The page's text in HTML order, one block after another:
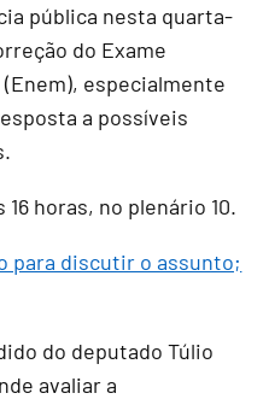
pública nesta quarta-
do Exame
especialmente
a possíveis
horas, no plenário 10.
para discutir o assunto;
do deputado Túlio
avaliar a